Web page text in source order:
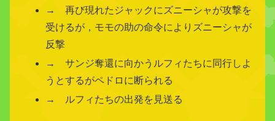
→ 再び現れたジャックにズニーシャが攻撃を
受けるが，モモの助の命令によりズニーシャが
反撃
→ サンジ奪還に向かうルフィたちに同行しよ
うとするがペドロに断られる
→ ルフィたちの出発を見送る